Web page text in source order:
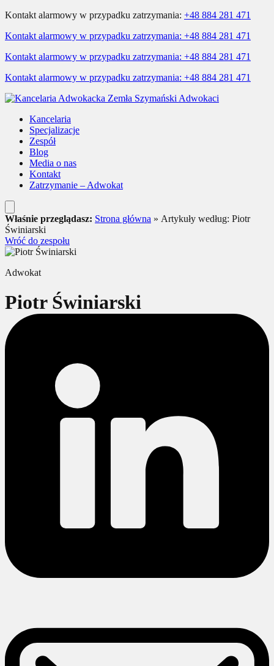
Kontakt alarmowy w przypadku zatrzymania: +48 884 281 471
Kontakt alarmowy w przypadku zatrzymania: +48 884 281 471
Kontakt alarmowy w przypadku zatrzymania: +48 884 281 471
Kontakt alarmowy w przypadku zatrzymania: +48 884 281 471
Kancelaria
Specjalizacje
Zespół
Blog
Media o nas
Kontakt
Zatrzymanie – Adwokat
Właśnie przeglądasz: Strona główna » Artykuły według: Piotr
Świniarski
Wróć do zespołu
Adwokat
Piotr Świniarski